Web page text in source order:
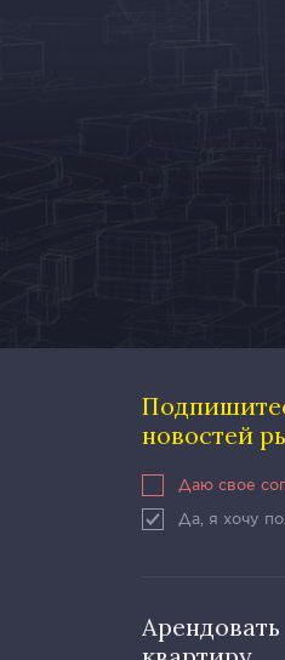
новостей
Даю свое
Да, я хочу
Арендовать